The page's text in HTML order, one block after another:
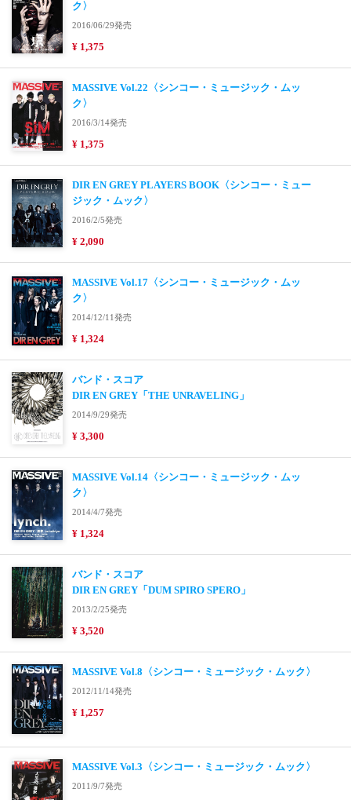
ク〉
2016/06/29発売
¥ 1,375
MASSIVE Vol.22〈シンコー・ミュージック・ムッ
ク〉
2016/3/14発売
¥ 1,375
DIR EN GREY PLAYERS BOOK〈シンコー・ミュー
ジック・ムック〉
2016/2/5発売
¥ 2,090
MASSIVE Vol.17〈シンコー・ミュージック・ムッ
ク〉
2014/12/11発売
¥ 1,324
バンド・スコア
DIR EN GREY「THE UNRAVELING」
2014/9/29発売
¥ 3,300
MASSIVE Vol.14〈シンコー・ミュージック・ムッ
ク〉
2014/4/7発売
¥ 1,324
バンド・スコア
DIR EN GREY「DUM SPIRO SPERO」
2013/2/25発売
¥ 3,520
MASSIVE Vol.8〈シンコー・ミュージック・ムック〉
2012/11/14発売
¥ 1,257
MASSIVE Vol.3〈シンコー・ミュージック・ムック〉
2011/9/7発売